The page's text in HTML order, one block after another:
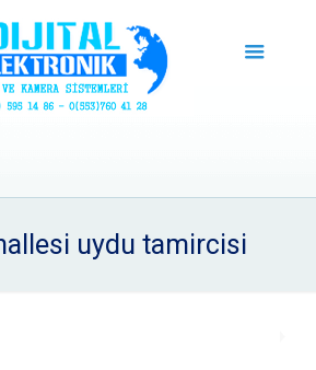
uydu tamircisi